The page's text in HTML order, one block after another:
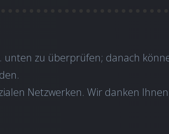
unten zu überprüfen; danach
Netzwerken. Wir danken